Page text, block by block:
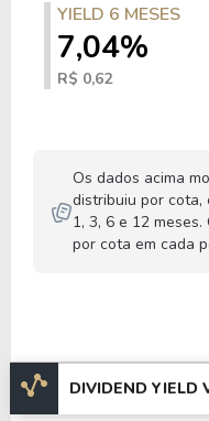
YIELD 6 MESES
7,04%
R$ 0,62
Os dados acima
distribuiu por cota,
1, 3, 6 e 12
por cota em cada
DIVIDEND YIELD